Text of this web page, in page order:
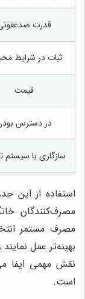
قدرت
ثبات در شرایط
قیمت
در دسترس
سازگاری با سیستم
استفاده از این
مصرف‌کنندگان
مصرف مستمر
بهینه‌تر عمل
نقش مهمی ایفا
است.